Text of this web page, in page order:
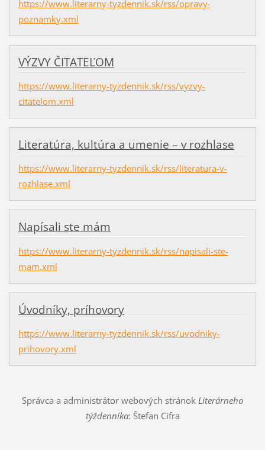
https://www.literarny-tyzdennik.sk/rss/opravy-
poznamky.xml
VÝZVY ČITATEĽOM
https://www.literarny-tyzdennik.sk/rss/vyzvy-
citatelom.xml
Literatúra, kultúra a umenie – v rozhlase
https://www.literarny-tyzdennik.sk/rss/literatura-v-
rozhlase.xml
Napísali ste mám
https://www.literarny-tyzdennik.sk/rss/napisali-ste-
mam.xml
Úvodníky, príhovory
https://www.literarny-tyzdennik.sk/rss/uvodniky-
prihovory.xml
Správca a administrátor webových stránok Literárneho
týždenníka: Štefan Cifra